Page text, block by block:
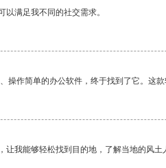
满足我不同的社交需求。
操作简单的办公软件，终于找到了它。这
让我能够轻松找到目的地，了解当地的风土